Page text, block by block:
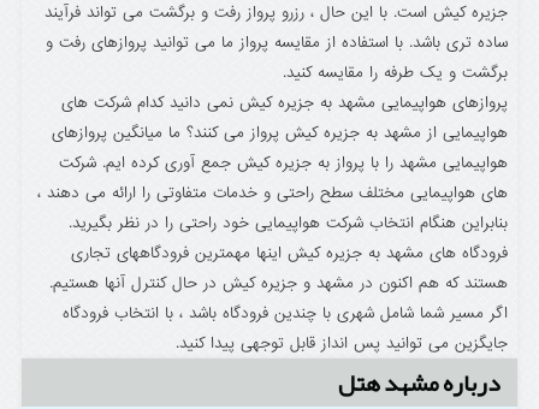
جزیره کیش است. با این حال ، رزرو پرواز رفت و برگشت می تواند فرآیند
ساده تری باشد. با استفاده از مقایسه پرواز ما می توانید پروازهای رفت و
برگشت و یک طرفه را مقایسه کنید.
پروازهای هواپیمایی مشهد به جزیره کیش نمی دانید کدام شرکت های
هواپیمایی از مشهد به جزیره کیش پرواز می کنند؟ ما میانگین پروازهای
هواپیمایی مشهد را با پرواز به جزیره کیش جمع آوری کرده ایم. شرکت
های هواپیمایی مختلف سطح راحتی و خدمات متفاوتی را ارائه می دهند ،
بنابراین هنگام انتخاب شرکت هواپیمایی خود راحتی را در نظر بگیرید.
فرودگاه های مشهد به جزیره کیش اینها مهمترین فرودگاههای تجاری
هستند که هم اکنون در مشهد و جزیره کیش در حال کنترل آنها هستیم.
اگر مسیر شما شامل شهری با چندین فرودگاه باشد ، با انتخاب فرودگاه
جایگزین می توانید پس انداز قابل توجهی پیدا کنید.
درباره مشهد هتل